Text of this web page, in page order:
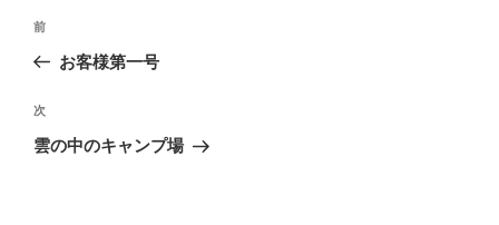
投
ビ
ゲ
過
去
投
稿
前
お客様第一号
次
の
次
雲の中のキャンプ場